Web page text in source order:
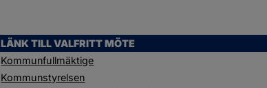
LÄNK TILL VALFRITT MÖTE
Kommunfullmäktige
Kommunstyrelsen